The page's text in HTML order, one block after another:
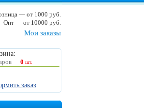
Мои заказы
0 шт.
заказ
— от 1000 руб.
Опт — от 10000 руб.